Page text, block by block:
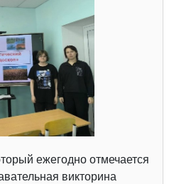
ежегодно отмечается
викторина